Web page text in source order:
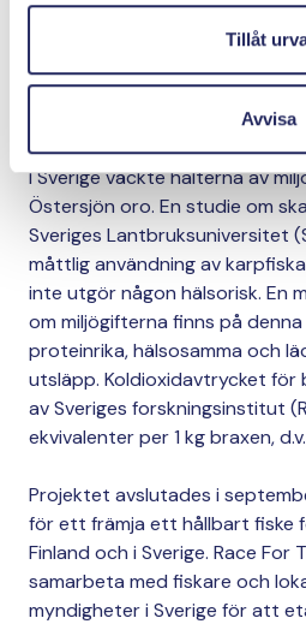
Tillåt
Avvisa
bland annat delikata
beställt över 100 gratis
I Sverige väckte halterna av
Östersjön oro. En studie om
Sveriges Lantbruksuniversitet
måttlig användning av
inte utgör någon hälsorisk. En
om miljögifterna finns på denna
proteinrika, hälsosamma och
utsläpp. Koldioxidavtrycket för
av Sveriges forskningsinstitut
ekvivalenter per 1 kg braxen,
Projektet avslutades i
för ett främja ett hållbart fiske
Finland och i Sverige. Race For
samarbeta med fiskare och
myndigheter i Sverige för att